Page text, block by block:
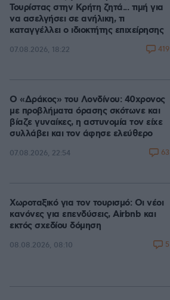
Τουρίστας στην Κρήτη ζητά... τιμή για
να ασελγήσει σε ανήλικη, τι
καταγγέλλει ο ιδιοκτήτης επιχείρησης
07.08.2026, 18:22 419
Ο «Δράκος» του Λονδίνου: 40χρονος
με προβλήματα όρασης σκότωνε και
βίαζε γυναίκες, η αστυνομία τον είχε
συλλάβει και τον άφησε ελεύθερο
07.08.2026, 22:54 63
Χωροταξικό για τον τουρισμό: Οι νέοι
κανόνες για επενδύσεις, Airbnb και
εκτός σχεδίου δόμηση
08.08.2026, 08:10 5